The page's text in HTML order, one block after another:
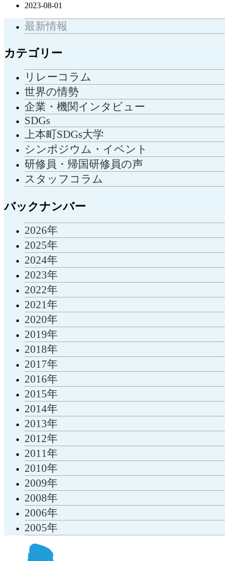
2023-08-01
最新情報
カテゴリー
リレーコラム
世界の情勢
企業・機関インタビュー
SDGs
上本町SDGs大学
シンポジウム・イベント
研修員・帰国研修員の声
スタッフコラム
バックナンバー
2026年
2025年
2024年
2023年
2022年
2021年
2020年
2019年
2018年
2017年
2016年
2015年
2014年
2013年
2012年
2011年
2010年
2009年
2008年
2006年
2005年